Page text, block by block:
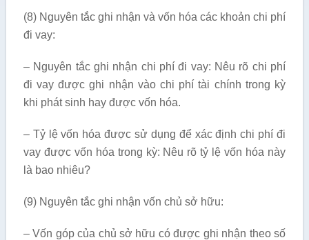
(8) Nguyên tắc ghi nhận và vốn hóa các khoản chi phí
đi vay:
– Nguyên tắc ghi nhận chi phí đi vay: Nêu rõ chi phí
đi vay được ghi nhận vào chi phí tài chính trong kỳ
khi phát sinh hay được vốn hóa.
– Tỷ lệ vốn hóa được sử dụng để xác định chi phí đi
vay được vốn hóa trong kỳ: Nêu rõ tỷ lệ vốn hóa này
là bao nhiêu?
(9) Nguyên tắc ghi nhận vốn chủ sở hữu:
– Vốn góp của chủ sở hữu có được ghi nhận theo số